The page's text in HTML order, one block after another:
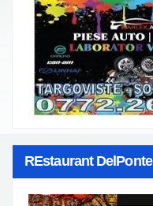
REstaurant DelPonte